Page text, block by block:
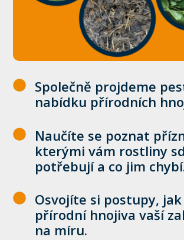
Společně projdeme
nabídku přírodních
Naučíte se poznat
kterými vám rostliny
potřebují a co jim
Osvojíte si postupy,
přírodní hnojiva vaší
na míru.